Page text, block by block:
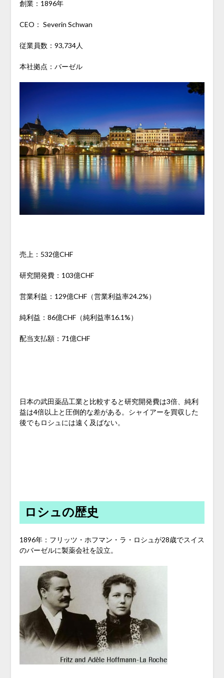
創業：1896年
CEO： Severin Schwan
従業員数：93,734人
本社拠点：バーゼル
売上：532億CHF
研究開発費：103億CHF
営業利益：129億CHF（営業利益率24.2%）
純利益：86億CHF（純利益率16.1%）
配当支払額：71億CHF
日本の武田薬品工業と比較すると研究開発費は3倍、純利
益は4倍以上と圧倒的な差がある。シャイアーを買収した
後でもロシュには遠く及ばない。
ロシュの歴史
1896年：フリッツ・ホフマン・ラ・ロシュが28歳でスイス
のバーゼルに製薬会社を設立。